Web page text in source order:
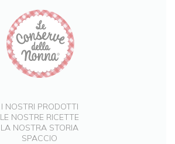
I NOSTRI PRODOTTI
LE NOSTRE RICETTE
LA NOSTRA STORIA
SPACCIO